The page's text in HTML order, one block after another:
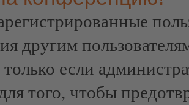
другим
если
того, чтобы